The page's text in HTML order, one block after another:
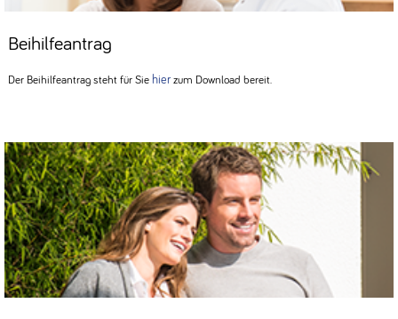
Beihilfeantrag
Der Beihilfeantrag steht für Sie hierzum Download bereit.